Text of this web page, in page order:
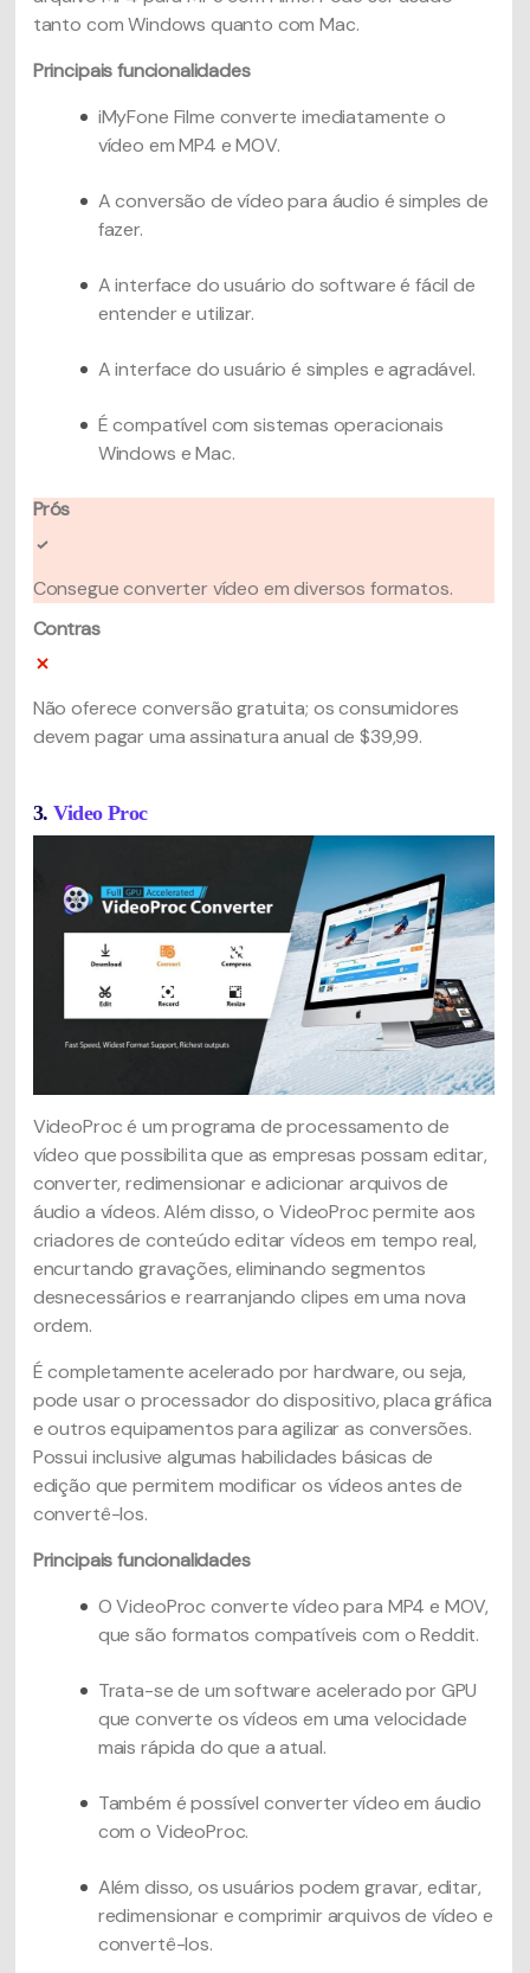
tanto com Windows quanto com Mac.
Principais funcionalidades
iMyFone Filme converte imediatamente o
vídeo em MP4 e MOV.
A conversão de vídeo para áudio é simples de
fazer.
A interface do usuário do software é fácil de
entender e utilizar.
A interface do usuário é simples e agradável.
É compatível com sistemas operacionais
Windows e Mac.
Prós
Consegue converter vídeo em diversos formatos.
Contras
Não oferece conversão gratuita; os consumidores
devem pagar uma assinatura anual de $39,99.
3. Video Proc
VideoProc é um programa de processamento de
vídeo que possibilita que as empresas possam editar,
converter, redimensionar e adicionar arquivos de
áudio a vídeos. Além disso, o VideoProc permite aos
criadores de conteúdo editar vídeos em tempo real,
encurtando gravações, eliminando segmentos
desnecessários e rearranjando clipes em uma nova
ordem.
É completamente acelerado por hardware, ou seja,
pode usar o processador do dispositivo, placa gráfica
e outros equipamentos para agilizar as conversões.
Possui inclusive algumas habilidades básicas de
edição que permitem modificar os vídeos antes de
convertê-los.
Principais funcionalidades
O VideoProc converte vídeo para MP4 e MOV,
que são formatos compatíveis com o Reddit.
Trata-se de um software acelerado por GPU
que converte os vídeos em uma velocidade
mais rápida do que a atual.
Também é possível converter vídeo em áudio
com o VideoProc.
Além disso, os usuários podem gravar, editar,
redimensionar e comprimir arquivos de vídeo e
convertê-los.